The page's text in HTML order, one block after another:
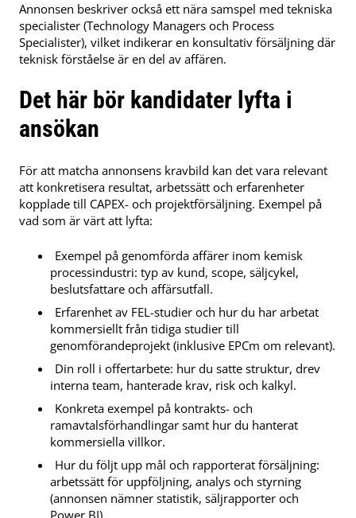
Annonsen beskriver också ett nära samspel med tekniska
specialister (Technology Managers och Process
Specialister), vilket indikerar en konsultativ försäljning där
teknisk förståelse är en del av affären.
Det här bör kandidater lyfta i
ansökan
För att matcha annonsens kravbild kan det vara relevant
att konkretisera resultat, arbetssätt och erfarenheter
kopplade till CAPEX- och projektförsäljning. Exempel på
vad som är värt att lyfta:
Exempel på genomförda affärer inom kemisk
processindustri: typ av kund, scope, säljcykel,
beslutsfattare och affärsutfall.
Erfarenhet av FEL-studier och hur du har arbetat
kommersiellt från tidiga studier till
genomförandeprojekt (inklusive EPCm om relevant).
Din roll i offertarbete: hur du satte struktur, drev
interna team, hanterade krav, risk och kalkyl.
Konkreta exempel på kontrakts- och
ramavtalsförhandlingar samt hur du hanterat
kommersiella villkor.
Hur du följt upp mål och rapporterat försäljning:
arbetssätt för uppföljning, analys och styrning
(annonsen nämner statistik, säljrapporter och
Power BI).